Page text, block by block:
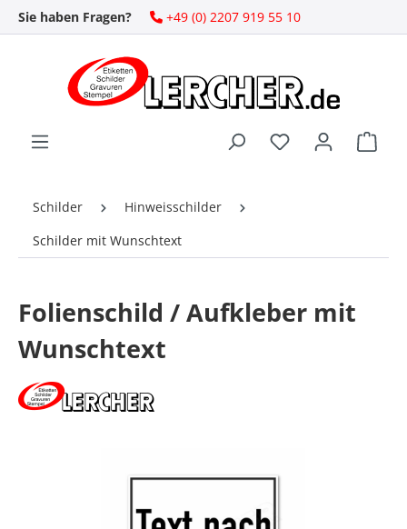
Zum Hauptinhalt springen
Sie haben Fragen? +49 (0) 2207 919 55 10
Schilder
Hinweisschilder
Schilder mit Wunschtext
Folienschild / Aufkleber mit
Wunschtext